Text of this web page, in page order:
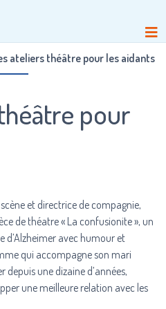
ateliers théâtre pour les aidants
pour
et directrice de compagnie,
de théatre « La confusionite», un
d’Alzheimer avec humour et
qui accompagne son mari
depuis une dizaine d’années,
une meilleure relation avec les